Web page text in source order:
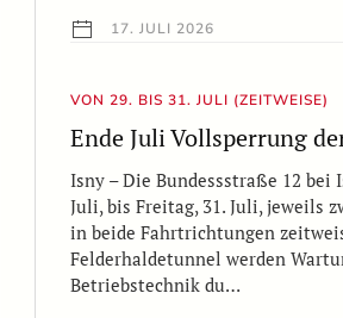
17. JULI 2026
VON 29. BIS 31. JULI (ZEITWEISE)
Ende Juli Vollsperrung
Isny – Die Bundessstraße 12 bei
Juli, bis Freitag, 31. Juli, jeweils
in beide Fahrtrichtungen
Felderhaldetunnel werden
Betriebstechnik du…